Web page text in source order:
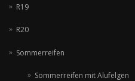
R19
R20
Sommerreifen
Sommerreifen mit Alufelgen